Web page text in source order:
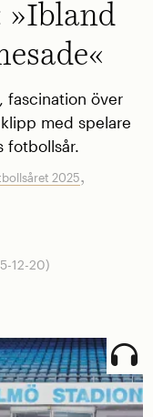
»Ibland
fascination över
med spelare
fotbollsår.
2025,
12-20)